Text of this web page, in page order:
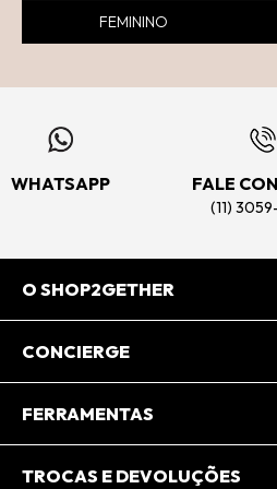
FEMININO
WHATSAPP FALE
(11)
O SHOP2GETHER
Sobre Nós
CONCIERGE
Central de Relacionamento
FERRAMENTAS
Minha Conta
TROCAS E DEVOLUÇÕES